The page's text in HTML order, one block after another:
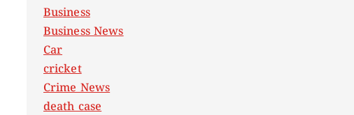
Business
Business News
Car
cricket
Crime News
death case